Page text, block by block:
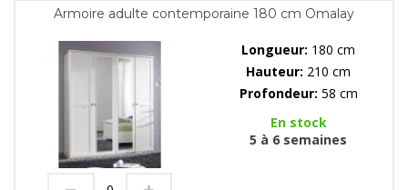
Armoire adulte contemporaine 180 cm Omalay
Longueur: 180 cm
Hauteur: 210 cm
Profondeur: 58 cm
En stock
5 à 6 semaines